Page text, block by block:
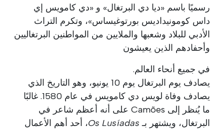
رسميًا باسم «ديا دي البرتغال» و «دي كامويس إي
داس كومونيداديس بورتوغيساس»، وتكرم التراث
الأدبي للبلاد وشعبها والملايين من المواطنين البرتغاليين
وأحفادهم الذين يعيشون
في جميع أنحاء العالم.
يصادف يوم البرتغال يوم 10 يونيو، وهو التاريخ الذي
يصادف وفاة لويس دي كامويس في عام 1580. غالبًا
ما يُنظر إلى Camões على أنه أعظم شاعر في
البرتغال، ويشتهر بـ Os Lusíadas، أحد أهم الأعمال